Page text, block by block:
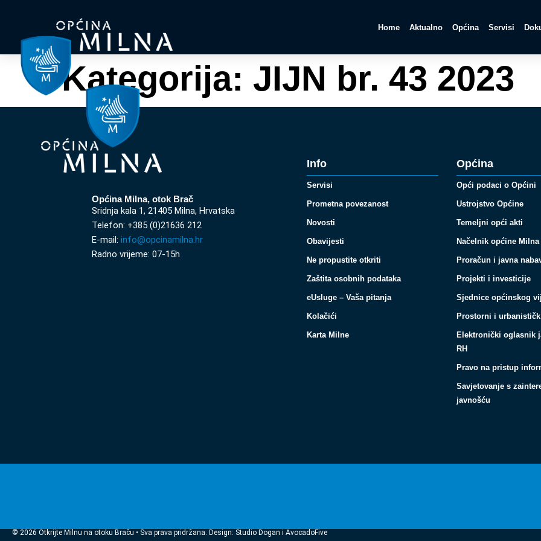
Home Aktualno Općina Servisi
Kategorija: JIJN br. 43 2023
Općina Milna, otok Brač
Sridnja kala 1, 21405 Milna, Hrvatska
Telefon: +385 (0)21636 212
E-mail: info@opcinamilna.hr
Radno vrijeme: 07-15h
Info
Servisi
Prometna povezanost
Novosti
Obavijesti
Ne propustite otkriti
Zaštita osobnih podataka
eUsluge – Vaša pitanja
Kolačići
Karta Milne
Općina
Opći podaci o Općini
Ustrojstvo Općine
Temeljni opći akti
Načelnik općine Milna
Proračun i javna
Projekti i investicije
Sjednice općinskog
Prostorni i
Elektronički oglasnik
RH
Pravo na pristup
Savjetovanje s
javnošću
© 2026 Otkrijte Milnu na otoku Braču • Sva prava pridržana. Design: Studio Dogan i AvocadoFive